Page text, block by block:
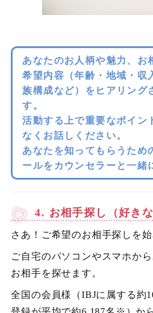
あなたのお人柄や魅力、お
希望内容（年齢・地域・収
族構成など）をヒアリング
す。
活動する上で重要なポイン
なくお話しください。
あなたを知ってもらうため
ールをカウンセラーと一緒
4. お相手探し（好き
さあ！ご希望のお相手探しを始
ご自宅のパソコンやスマホか
お相手を探せます。
全国の会員様（IBJに属する約